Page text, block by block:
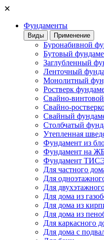
✕
Фундаменты
Виды Применение
Буронабивной
Бутовый
Заглубленный
Ленточный
Монолитный
Ростверк
Свайно-
Свайно-
Свайный
Столбчатый
Утепленная
Фундамент из
Фундамент на ЖБ
Фундамент
Для частного
Для
Для
Для дома из
Для дома из
Для дома из
Для каркасного
Для дома с